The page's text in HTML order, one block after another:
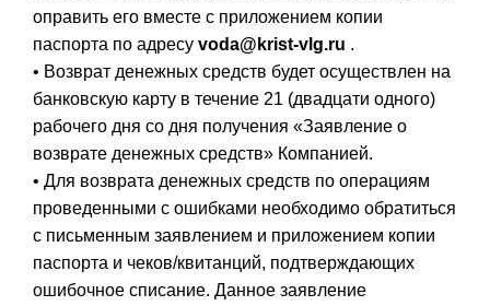
оправить его вместе с приложением копии
паспорта по адресу voda@krist-vlg.ru .
• Возврат денежных средств будет осуществлен на
банковскую карту в течение 21 (двадцати одного)
рабочего дня со дня получения «Заявление о
возврате денежных средств» Компанией.
• Для возврата денежных средств по операциям
проведенными с ошибками необходимо обратиться
с письменным заявлением и приложением копии
паспорта и чеков/квитанций, подтверждающих
ошибочное списание. Данное заявление